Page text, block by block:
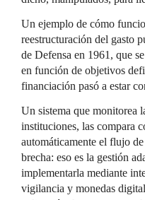
Un ejemplo de cómo
reestructuración del gasto
de Defensa en 1961, que
en función de objetivos
financiación pasó a estar
Un sistema que monitorea
instituciones, las compara
automáticamente el flujo
brecha: eso es la gestión
implementarla mediante
vigilancia y monedas